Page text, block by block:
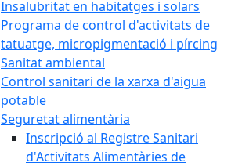
Insalubritat en habitatges i solars
Programa de control d'activitats de
tatuatge, micropigmentació i pírcing
Sanitat ambiental
Control sanitari de la xarxa d'aigua
potable
Seguretat alimentària
Inscripció al Registre Sanitari
d'Activitats Alimentàries de